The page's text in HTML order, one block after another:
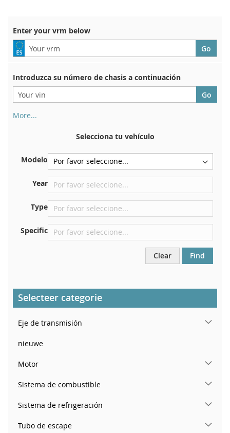
Enter your vrm below
Introduzca su número de chasis a continuación
More...
certificado de registro. Y también en el coche.
En la placa inferior del asiento delantero derecho
Centrar contra el mamparo debajo del capó.
Justo en el compartimento del motor.
En el pilar de la puerta trasera derecha
Selecciona tu vehículo
Modelo
Year
Type
Specific
Clear Find
Selecteer categorie
Eje de transmisión
nieuwe
Motor
Sistema de combustible
Sistema de refrigeración
Tubo de escape